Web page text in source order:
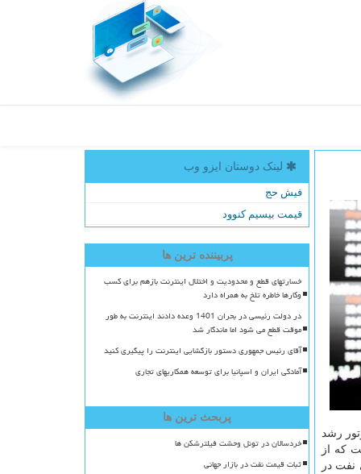
رشد
كه از
نفت در
لینک دوستان ایزو وب
فیش حج
قیمت بیسیم کنوود
پربیننده ترین ها
خسارتهای قطع و محدودیت و اختلال اینترنت بازهم برای کسب
وکارها خاطره تلخ به همراه دارد
در دولت رئیسی در بحران 1401 وعده دادند اینترنت به طور
موقت قطع می شود اما ماندگار شد
آقای رئیس جمهوری دستور بازگشایی اینترنت را پیگیری کنید
آمادگی ایران و اسپانیا برای توسعه همکاریهای تجاری
پربحث ترین ها
خردسالان در تونل وحشت فیلترشکن ها
ثبات قیمت نفت در بازار جهانی